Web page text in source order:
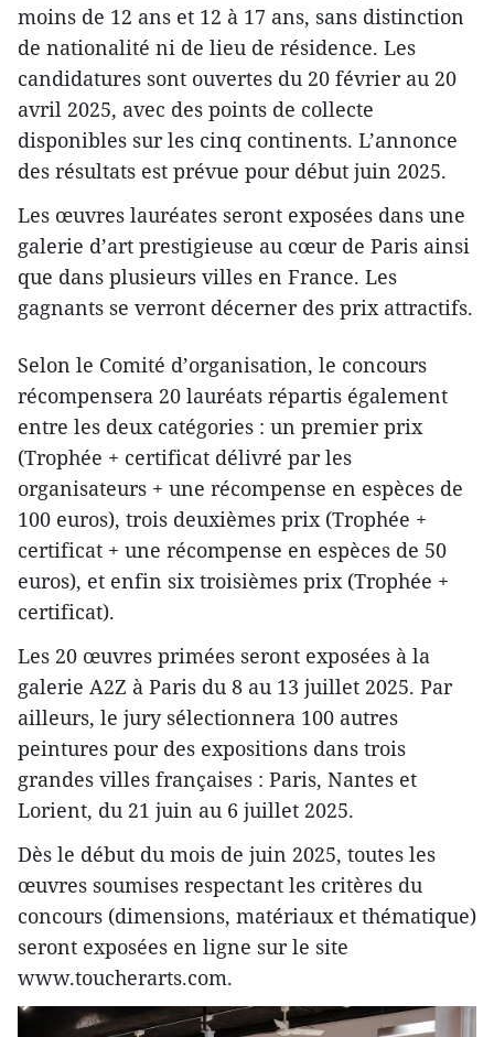
moins de 12 ans et 12 à 17 ans, sans distinction
de nationalité ni de lieu de résidence. Les
candidatures sont ouvertes du 20 février au 20
avril 2025, avec des points de collecte
disponibles sur les cinq continents. L’annonce
des résultats est prévue pour début juin 2025.
Les œuvres lauréates seront exposées dans une
galerie d’art prestigieuse au cœur de Paris ainsi
que dans plusieurs villes en France. Les
gagnants se verront décerner des prix attractifs.
Selon le Comité d’organisation, le concours
récompensera 20 lauréats répartis également
entre les deux catégories : un premier prix
(Trophée + certificat délivré par les
organisateurs + une récompense en espèces de
100 euros), trois deuxièmes prix (Trophée +
certificat + une récompense en espèces de 50
euros), et enfin six troisièmes prix (Trophée +
certificat).
Les 20 œuvres primées seront exposées à la
galerie A2Z à Paris du 8 au 13 juillet 2025. Par
ailleurs, le jury sélectionnera 100 autres
peintures pour des expositions dans trois
grandes villes françaises : Paris, Nantes et
Lorient, du 21 juin au 6 juillet 2025.
Dès le début du mois de juin 2025, toutes les
œuvres soumises respectant les critères du
concours (dimensions, matériaux et thématique)
seront exposées en ligne sur le site
www.toucherarts.com.